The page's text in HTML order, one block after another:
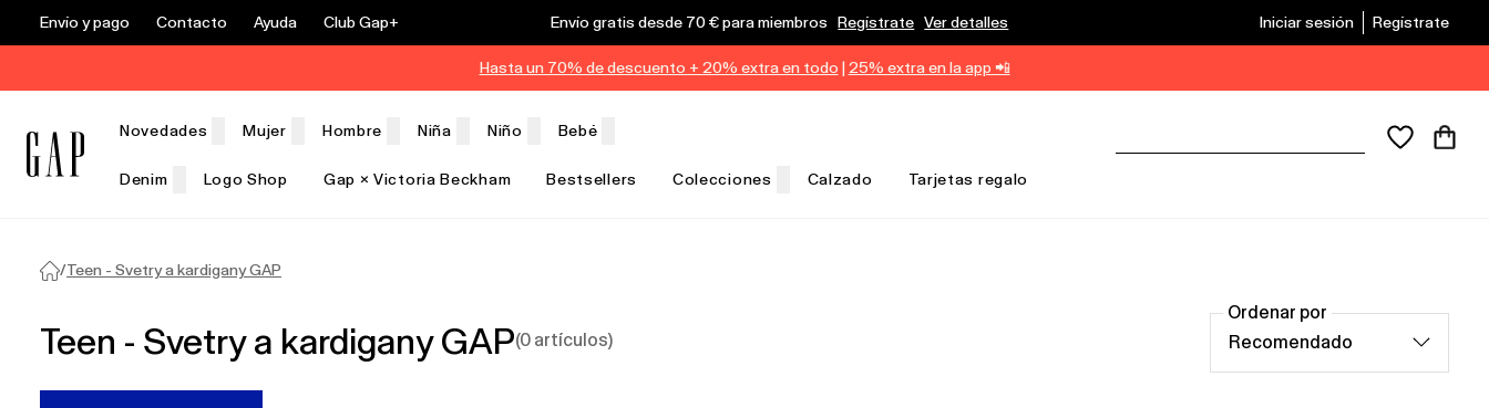
Envío y pago Contacto Ayuda Club Gap+ Envío gratis desde 70 € para miembrosRegístrate Ver detalles Iniciar sesión Regístrate
Hasta un 70% de descuento + 20% extra en todo | 25% extra en la app 📲
Novedades Mujer Hombre Niña Niño Bebé
Denim Logo Shop Gap × Victoria Beckham Bestsellers Colecciones Calzado Tarjetas regalo
/Teen - Svetry a kardigany GAP
Teen - Svetry a kardigany GAP(0 artículos)
Ordenar por
Recomendado